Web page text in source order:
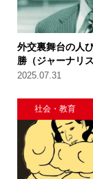
外交裏舞台の人
勝（ジャーナリス
2025.07.31
社会・教育